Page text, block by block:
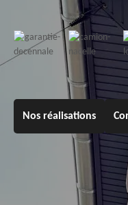
Nos réalisations